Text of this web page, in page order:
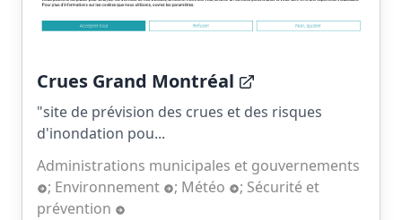
Crues Grand Montréal
"site de prévision des crues et des risques
d'inondation pou...
Administrations municipales et gouvernements
; Environnement ; Météo ; Sécurité et
prévention